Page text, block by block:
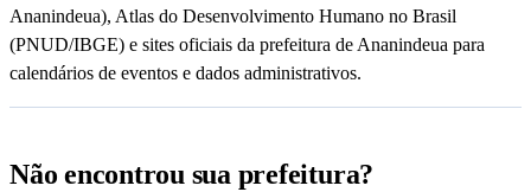
Ananindeua), Atlas do Desenvolvimento Humano no Brasil
(PNUD/IBGE) e sites oficiais da prefeitura de Ananindeua para
calendários de eventos e dados administrativos.
Não encontrou sua prefeitura?